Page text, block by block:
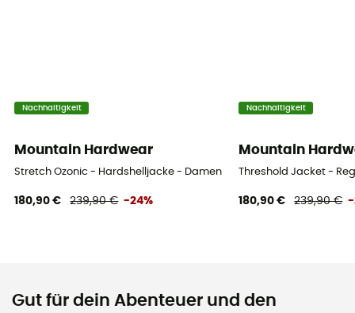
Nachhaltigkeit
Mountain Hardwear
Stretch Ozonic - Hardshelljacke - Damen
180,90 € 239,90 € -24%
Nachhaltigkeit
Mountain
Threshold Jacket -
180,90 € 239,90 € -
Gut für dein Abenteuer und den